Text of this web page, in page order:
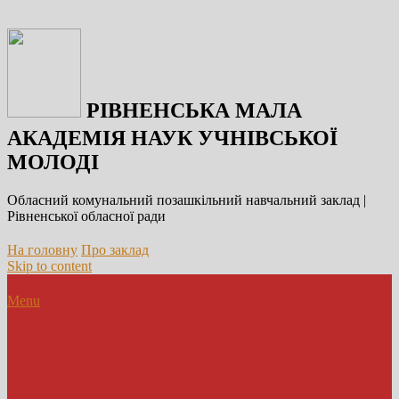
РІВНЕНСЬКА МАЛА
АКАДЕМІЯ НАУК УЧНІВСЬКОЇ
МОЛОДІ
Обласний комунальний позашкільний навчальний заклад |
Рівненської обласної ради
На головну Про заклад
Skip to content
Menu